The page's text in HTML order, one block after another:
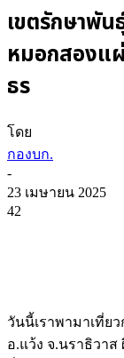
เขตรักษาพัน
หมอกสองแ
ธร
โดย
กองบก.
-
23 เมษายน 2025
42
วันนี้เราพามาเที่ย
อ.แว้ง จ.นราธิวา